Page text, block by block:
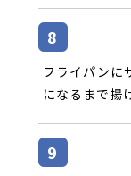
フライパンに
になるまで揚